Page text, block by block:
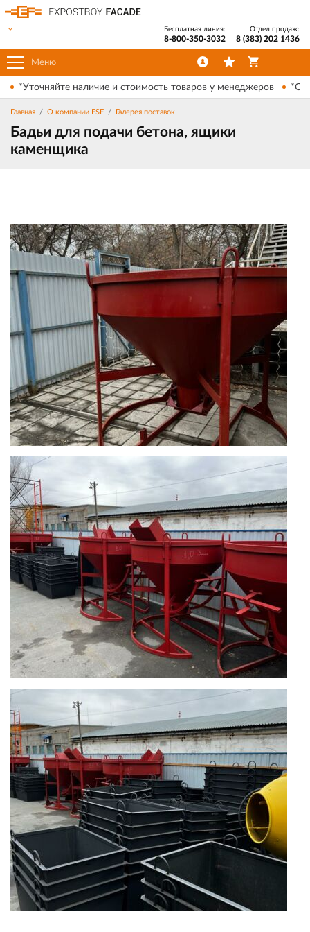
Меню
Бесплатная линия:
8-800-350-3032
Отдел продаж:
8 (383) 202 1436
*Уточняйте наличие и стоимость товаров у менеджеров
Главная О компании ESF Галерея поставок
Бадьи для подачи бетона, ящики
каменщика